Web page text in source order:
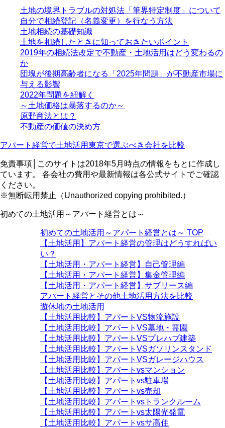
土地の境界トラブルの対処法「筆界特定制度」について
自分で相続登記（名義変更）を行なう方法
土地相続の基礎知識
土地を相続したときに知っておきたいポイント
2019年の相続法改定で不動産・土地活用はどう変わるの
か
団塊が後期高齢者になる「2025年問題」が不動産市場に
与える影響
2022年問題を紐解く
～土地価格は暴落するのか～
原野商法とは？
不動産の価値の決め方
アパート経営で土地活用東京で選ぶべき会社を比較
免責事項│このサイトは2018年5月時点の情報をもとに作成し
ています。 各会社の費用や最新情報は各公式サイトでご確認
ください。
※無断転用禁止（Unauthorized copying prohibited.）
初めての土地活用～アパート経営とは～
初めての土地活用～アパート経営とは～ TOP
【土地活用】アパート経営の管理はどうすればい
い？
【土地活用・アパート経営】自己管理編
【土地活用・アパート経営】集金管理編
【土地活用・アパート経営】サブリース編
アパート経営とその他土地活用方法を比較
遊休地の土地活用
【土地活用比較】アパートVS物流施設
【土地活用比較】アパートVS墓地・霊園
【土地活用比較】アパートVSプレハブ建築
【土地活用比較】アパートVSガソリンスタンド
【土地活用比較】アパートVSガレージハウス
【土地活用比較】アパートvsマンション
【土地活用比較】アパートvs駐車場
【土地活用比較】アパートvs売却
【土地活用比較】アパートvsトランクルーム
【土地活用比較】アパートvs太陽光発電
【土地活用比較】アパートvsサ高住